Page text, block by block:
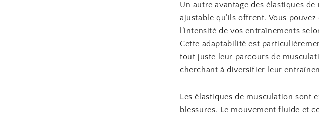
Un autre avantage des élastiques
ajustable qu’ils offrent. Vous
l’intensité de vos entraînements
Cette adaptabilité est
tout juste leur parcours de
cherchant à diversifier leur
Les élastiques de musculation sont
blessures. Le mouvement fluide et